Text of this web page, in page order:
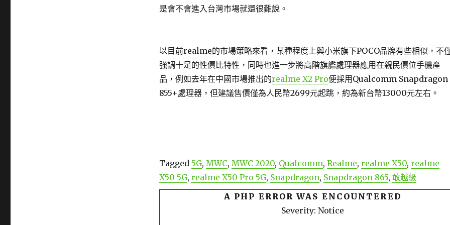
是會不會進入台灣市場就還很難說。
以目前realme的市場策略來看，某種程度上與小米旗下POCO品牌有些相似，不
強調十足的性價比特性，同時也進一步將高階旗艦處理器應用在親民價位手機產
品，例如去年在中國市場推出的realme X2 Pro便採用Qualcomm Snapdragon
855+處理器，但建議售價僅為人民幣2699元起跳，約為新台幣13000元左右。
Tagged 5G, MWC, MWC 2020, Qualcomm, Realme, realme X50, realme
X50 5G, realme X50 Pro 5G, Snapdragon, Snapdragon 865, 敢越級
A PHP ERROR WAS ENCOUNTERED
Severity: Notice